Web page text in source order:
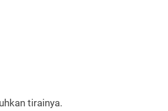
tirainya.